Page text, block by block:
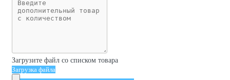
Загрузите файл со списком товара
Загрузка файла